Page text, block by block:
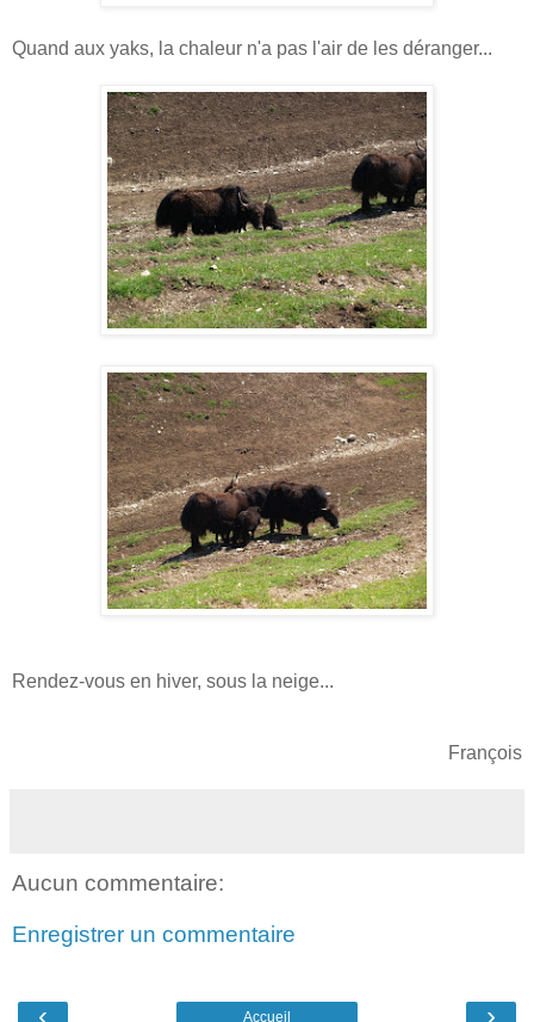
Quand aux yaks, la chaleur n'a pas l'air de les déranger...
Rendez-vous en hiver, sous la neige...
François
Aucun commentaire:
Enregistrer un commentaire
‹ ›
Accueil